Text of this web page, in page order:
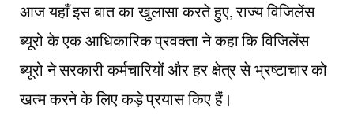
आज यहाँ इस बात का खुलासा करते हुए, राज्य विजिलेंस
ब्यूरो के एक आधिकारिक प्रवक्ता ने कहा कि विजिलेंस
ब्यूरो ने सरकारी कर्मचारियों और हर क्षेत्र से भ्रष्टाचार को
खत्म करने के लिए कड़े प्रयास किए हैं।